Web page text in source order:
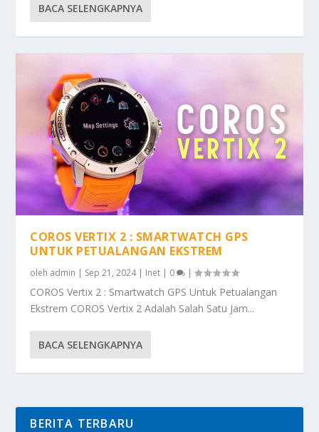
BACA SELENGKAPNYA
COROS VERTIX 2 : SMARTWATCH GPS
UNTUK PETUALANGAN EKSTREM
oleh admin | Sep 21, 2024| Inet | 0 |
COROS Vertix 2 : Smartwatch GPS Untuk Petualangan
Ekstrem COROS Vertix 2 Adalah Salah Satu Jam...
BACA SELENGKAPNYA
BERITA TERBARU